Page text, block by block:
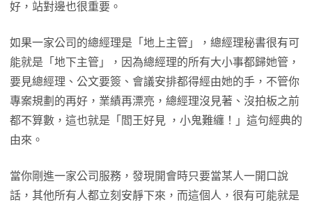
好，站對邊也很重要。
如果一家公司的總經理是「地上主管」，總經理秘書很有可
能就是「地下主管」，因為總經理的所有大小事都歸她管，
要見總經理、公文要簽、會議安排都得經由她的手，不管你
專案規劃的再好，業績再漂亮，總經理沒見著、沒拍板之前
都不算數，這也就是「閻王好見 ，小鬼難纏！」這句經典的
由來。
當你剛進一家公司服務，發現開會時只要當某人一開口說
話，其他所有人都立刻安靜下來，而這個人，很有可能就是